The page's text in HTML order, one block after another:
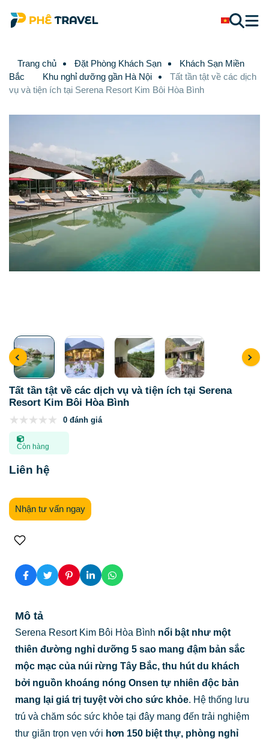
Trang chủ Đặt Phòng Khách Sạn
Khách Sạn Miền
Bắc
Khu nghỉ dưỡng gần Hà Nội
Tất tần tật về các dịch
vụ và tiện ích tại Serena Resort Kim Bôi Hòa Bình
Tất tần tật về các dịch vụ và tiện ích tại Serena
Resort Kim Bôi Hòa Bình
0 đánh giá
Còn hàng
Liên hệ
Nhận tư vấn ngay
Mô tả
Serena Resort Kim Bôi Hòa Bình nổi bật như một
thiên đường nghỉ dưỡng 5 sao mang đậm bản sắc
mộc mạc của núi rừng Tây Bắc, thu hút du khách
bởi nguồn khoáng nóng Onsen tự nhiên độc bản
mang lại giá trị tuyệt vời cho sức khỏe. Hệ thống lưu
trú và chăm sóc sức khỏe tại đây mang đến trải nghiệm
thư giãn trọn vẹn với hơn 150 biệt thự, phòng nghỉ